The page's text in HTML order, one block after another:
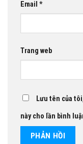
Email *
Trang web
Lưu tên của
này cho lần bình